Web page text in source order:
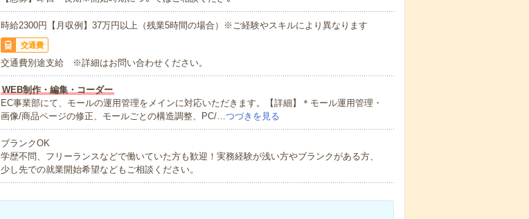
時給2300円【月収例】37万円以上（残業5時間の場合）※ご経験やスキルにより異なります
交通費
交通費別途支給 ※詳細はお問い合わせください。
WEB制作・編集・コーダー
EC事業部にて、モールの運用管理をメインに対応いただきます。【詳細】＊モール運用管理・
画像/商品ページの修正、モールごとの構造調整、PC/…つづきを見る
ブランクOK
学歴不問、フリーランスなどで働いていた方も歓迎！実務経験が浅い方やブランクがある方、
少し先での就業開始希望などもご相談ください。